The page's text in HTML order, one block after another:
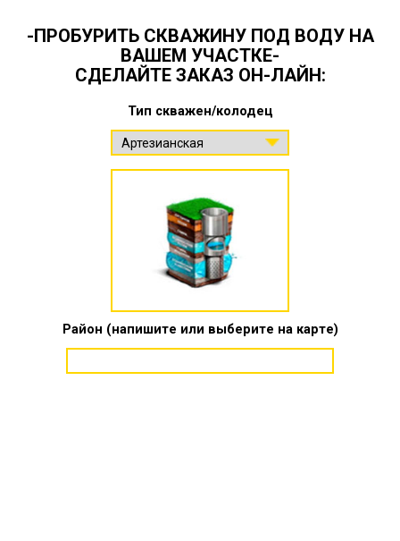
-ПРОБУРИТЬ СКВАЖИНУ ПОД ВОДУ НА
ВАШЕМ УЧАСТКЕ-
СДЕЛАЙТЕ ЗАКАЗ ОН-ЛАЙН:
Тип скважен/колодец
Район (напишите или выберите на карте)